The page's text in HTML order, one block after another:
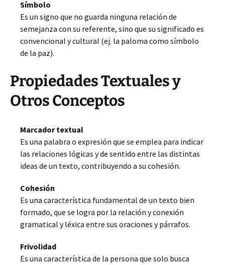
Símbolo
Es un signo que no guarda ninguna relación de
semejanza con su referente, sino que su significado es
convencional y cultural (ej. la paloma como símbolo
de la paz).
Propiedades Textuales y
Otros Conceptos
Marcador textual
Es una palabra o expresión que se emplea para indicar
las relaciones lógicas y de sentido entre las distintas
ideas de un texto, contribuyendo a su cohesión.
Cohesión
Es una característica fundamental de un texto bien
formado, que se logra por la relación y conexión
gramatical y léxica entre sus oraciones y párrafos.
Frivolidad
Es una característica de la persona que solo busca